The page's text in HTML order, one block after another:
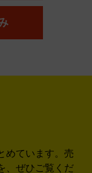
ています。 売
、ぜひご覧くだ